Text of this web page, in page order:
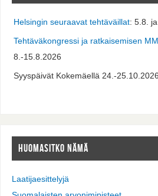
Helsingin seuraavat tehtäväillat: 5.8.
Tehtäväkongressi ja ratkaisemisen MM
8.-15.8.2026
Syyspäivät Kokemäellä 24.-25.10.2026
HUOMASITKO NÄMÄ
Laatijaesittelyjä